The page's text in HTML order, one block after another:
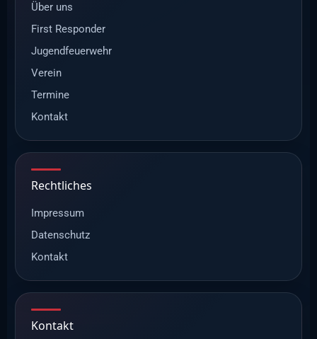
Über uns
First Responder
Jugendfeuerwehr
Verein
Termine
Kontakt
Rechtliches
Impressum
Datenschutz
Kontakt
Kontakt